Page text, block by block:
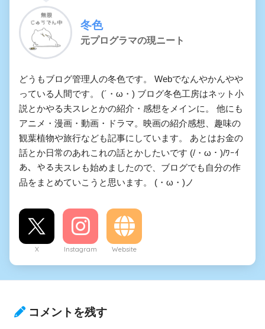
冬色
元プログラマの現ニート
どうもブログ管理人の冬色です。 Webでなんやかんやや
っている人間です。 (´・ω・) ブログ冬色工房はネット小
説とかやる夫スレとかの紹介・感想をメインに。 他にも
アニメ・漫画・動画・ドラマ。映画の紹介感想、趣味の
観葉植物や旅行なども記事にしています。 あとはお金の
話とか日常のあれこれの話とかしたいです (/・ω・)/ﾜｰｲ
あ、やる夫スレも始めましたので、ブログでも自分の作
品をまとめていこうと思います。 (・ω・)ノ
X Instagram Website
コメントを残す